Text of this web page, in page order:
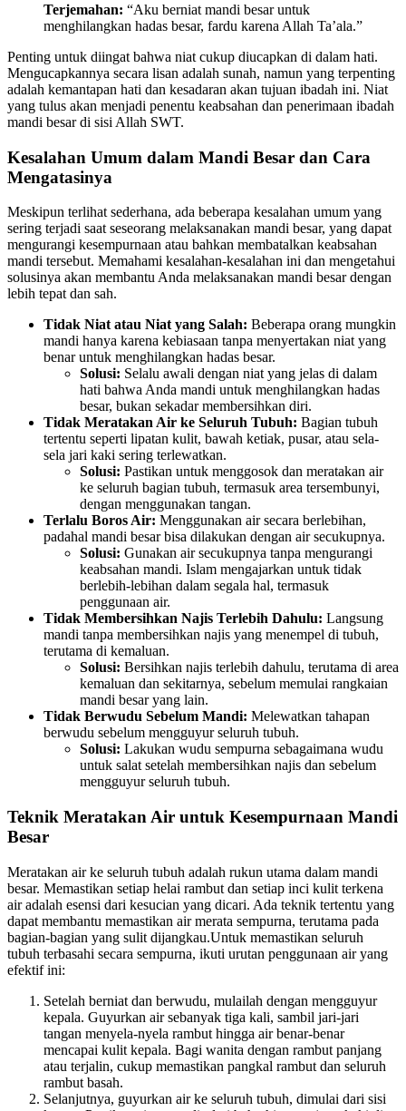
Terjemahan: “Aku berniat mandi besar untuk
menghilangkan hadas besar, fardu karena Allah Ta’ala.”
Penting untuk diingat bahwa niat cukup diucapkan di dalam hati.
Mengucapkannya secara lisan adalah sunah, namun yang terpenting
adalah kemantapan hati dan kesadaran akan tujuan ibadah ini. Niat
yang tulus akan menjadi penentu keabsahan dan penerimaan ibadah
mandi besar di sisi Allah SWT.
Kesalahan Umum dalam Mandi Besar dan Cara
Mengatasinya
Meskipun terlihat sederhana, ada beberapa kesalahan umum yang
sering terjadi saat seseorang melaksanakan mandi besar, yang dapat
mengurangi kesempurnaan atau bahkan membatalkan keabsahan
mandi tersebut. Memahami kesalahan-kesalahan ini dan mengetahui
solusinya akan membantu Anda melaksanakan mandi besar dengan
lebih tepat dan sah.
Tidak Niat atau Niat yang Salah: Beberapa orang mungkin
mandi hanya karena kebiasaan tanpa menyertakan niat yang
benar untuk menghilangkan hadas besar.
Solusi: Selalu awali dengan niat yang jelas di dalam
hati bahwa Anda mandi untuk menghilangkan hadas
besar, bukan sekadar membersihkan diri.
Tidak Meratakan Air ke Seluruh Tubuh: Bagian tubuh
tertentu seperti lipatan kulit, bawah ketiak, pusar, atau sela-
sela jari kaki sering terlewatkan.
Solusi: Pastikan untuk menggosok dan meratakan air
ke seluruh bagian tubuh, termasuk area tersembunyi,
dengan menggunakan tangan.
Terlalu Boros Air: Menggunakan air secara berlebihan,
padahal mandi besar bisa dilakukan dengan air secukupnya.
Solusi: Gunakan air secukupnya tanpa mengurangi
keabsahan mandi. Islam mengajarkan untuk tidak
berlebih-lebihan dalam segala hal, termasuk
penggunaan air.
Tidak Membersihkan Najis Terlebih Dahulu: Langsung
mandi tanpa membersihkan najis yang menempel di tubuh,
terutama di kemaluan.
Solusi: Bersihkan najis terlebih dahulu, terutama di area
kemaluan dan sekitarnya, sebelum memulai rangkaian
mandi besar yang lain.
Tidak Berwudu Sebelum Mandi: Melewatkan tahapan
berwudu sebelum mengguyur seluruh tubuh.
Solusi: Lakukan wudu sempurna sebagaimana wudu
untuk salat setelah membersihkan najis dan sebelum
mengguyur seluruh tubuh.
Teknik Meratakan Air untuk Kesempurnaan Mandi
Besar
Meratakan air ke seluruh tubuh adalah rukun utama dalam mandi
besar. Memastikan setiap helai rambut dan setiap inci kulit terkena
air adalah esensi dari kesucian yang dicari. Ada teknik tertentu yang
dapat membantu memastikan air merata sempurna, terutama pada
bagian-bagian yang sulit dijangkau.Untuk memastikan seluruh
tubuh terbasahi secara sempurna, ikuti urutan penggunaan air yang
efektif ini:
Setelah berniat dan berwudu, mulailah dengan mengguyur
kepala. Guyurkan air sebanyak tiga kali, sambil jari-jari
tangan menyela-nyela rambut hingga air benar-benar
mencapai kulit kepala. Bagi wanita dengan rambut panjang
atau terjalin, cukup memastikan pangkal rambut dan seluruh
rambut basah.
Selanjutnya, guyurkan air ke seluruh tubuh, dimulai dari sisi